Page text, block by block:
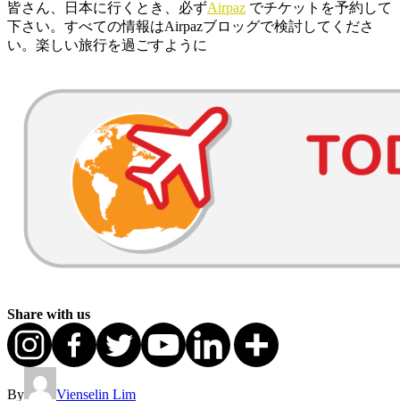
皆さん、日本に行くとき、必ずAirpaz でチケットを予約して
下さい。すべての情報はAirpazブロッグで検討してくださ
い。楽しい旅行を過ごすように
Share with us
By
Vienselin Lim